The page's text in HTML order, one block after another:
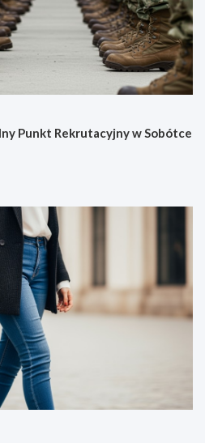
Punkt Rekrutacyjny w Sobótce